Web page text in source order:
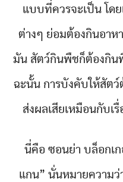
แบบที่ควรจะเป็น โด
ต่างๆ ย่อมต้องกินอาห
มัน สัตว์กินพืชก็ต้องกิน
ฉะนั้น การบังคับให้สัต
ส่งผลเสียเหมือนกับเ
นี่คือ ซอนย่า บล็อกเ
แกน” นั่นหมายความว่